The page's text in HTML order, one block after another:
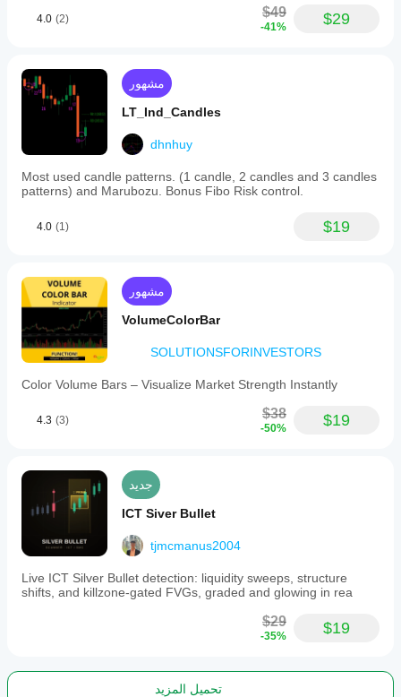
4.0 (2) $49
-41% $29
مشهور
LT_Ind_Candles
dhnhuy
Most used candle patterns. (1 candle, 2 candles and 3 candles
patterns) and Marubozu. Bonus Fibo Risk control.
4.0 (1) $19
مشهور
VolumeColorBar
SOLUTIONSFORINVESTORS
Color Volume Bars – Visualize Market Strength Instantly
4.3 (3) $38
-50% $19
جديد
ICT Siver Bullet
tjmcmanus2004
Live ICT Silver Bullet detection: liquidity sweeps, structure
shifts, and killzone-gated FVGs, graded and glowing in rea
$29
-35% $19
تحميل المزيد